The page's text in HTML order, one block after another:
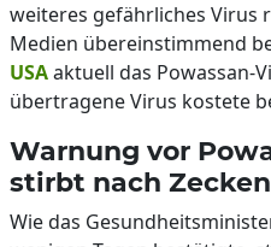
weiteres gefährliches Virus
Medien übereinstimmend
USAaktuell das Powassan-
übertragene Virus kostete
Warnung vor
stirbt nach
Wie das